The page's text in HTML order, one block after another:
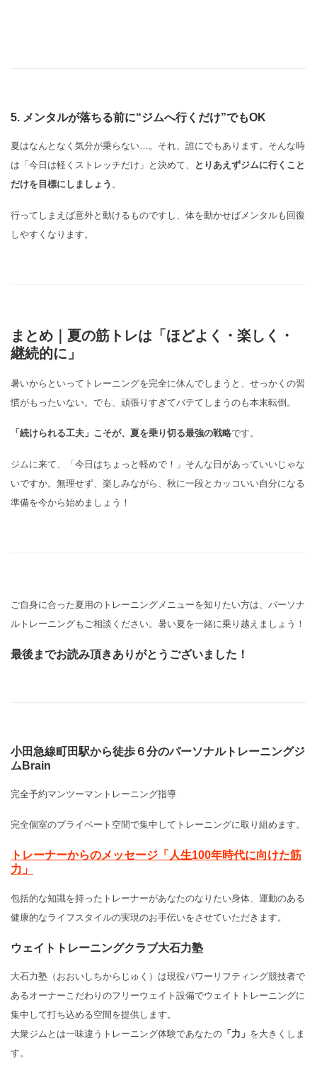
5. メンタルが落ちる前に“ジムへ行くだけ”でもOK
夏はなんとなく気分が乗らない…。それ、誰にでもあります。そんな時
は「今日は軽くストレッチだけ」と決めて、
とりあえずジムに行くこと
だけを目標にしましょう 。
行ってしまえば意外と動けるものですし、体を動かせばメンタルも回復
しやすくなります。
まとめ｜夏の筋トレは「ほどよく・楽しく・
継続的に」
暑いからといってトレーニングを完全に休んでしまうと、せっかくの習
慣がもったいない。でも、頑張りすぎてバテてしまうのも本末転倒。
「続けられる工夫」こそが、夏を乗り切る最強の戦略です。
ジムに来て、「今日はちょっと軽めで！」そんな日があっていいじゃな
いですか。無理せず、楽しみながら、秋に一段とカッコいい自分になる
準備を今から始めましょう！
ご自身に合った夏用のトレーニングメニューを知りたい方は、パーソナ
ルトレーニングもご相談ください。暑い夏を一緒に乗り越えましょう！
最後までお読み頂きありがとうございました！
小田急線町田駅から徒歩６分のパーソナルトレーニングジ
ムBrain
完全予約マンツーマントレーニング指導
完全個室のプライベート空間で集中してトレーニングに取り組めます。
トレーナーからのメッセージ「人生100年時代に向けた筋
力」
包括的な知識を持ったトレーナーがあなたのなりたい身体、運動のある
健康的なライフスタイルの実現のお手伝いをさせていただきます。
ウェイトトレーニングクラブ大石力塾
大石力塾（おおいしちからじゅく）は現役パワーリフティング競技者で
あるオーナーこだわりのフリーウェイト設備でウェイトトレーニングに
集中して打ち込める空間を提供します。
大衆ジムとは一味違うトレーニング体験であなたの 「力」 を大きくしま
す。